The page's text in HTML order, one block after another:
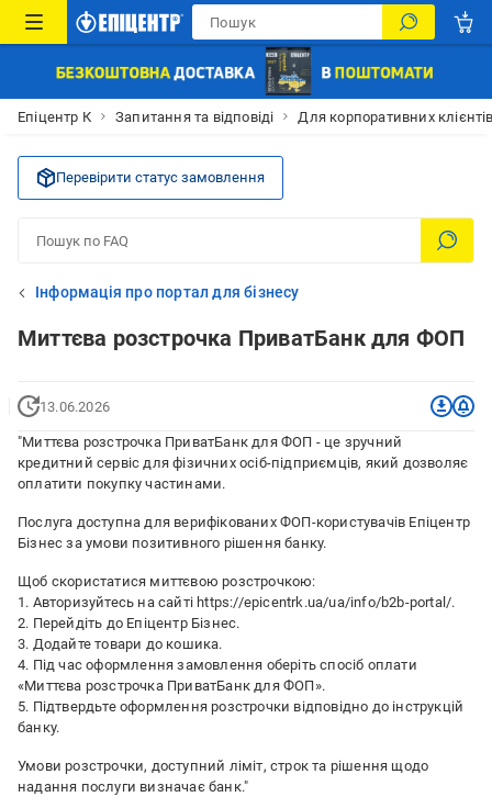
Епіцентр К Запитання та відповіді Для корпоративних
Перевірити статус замовлення
Інформація про портал для бізнесу
Миттєва розстрочка ПриватБанк для ФОП
13.06.2026
"Миттєва розстрочка ПриватБанк для ФОП - це зручний
кредитний сервіс для фізичних осіб-підприємців, який дозволяє
оплатити покупку частинами.
Послуга доступна для верифікованих ФОП-користувачів Епіцентр
Бізнес за умови позитивного рішення банку.
Щоб скористатися миттєвою розстрочкою:
1. Авторизуйтесь на сайті https://epicentrk.ua/ua/info/b2b-portal/.
2. Перейдіть до Епіцентр Бізнес.
3. Додайте товари до кошика.
4. Під час оформлення замовлення оберіть спосіб оплати
«Миттєва розстрочка ПриватБанк для ФОП».
5. Підтвердьте оформлення розстрочки відповідно до інструкцій
банку.
Умови розстрочки, доступний ліміт, строк та рішення щодо
надання послуги визначає банк."